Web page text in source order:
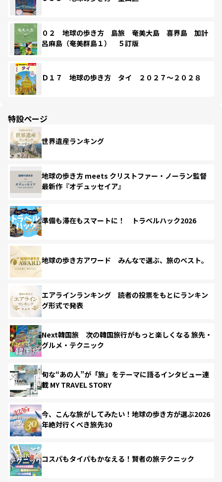
０２ 地球の歩き方 島旅 奄美大島 喜界島 加計
呂麻島（奄美群島１） ５訂版
Ｄ１７ 地球の歩き方 タイ ２０２７～２０２８
特設ページ
世界遺産ランキング
地球の歩き方 meets クリストファー・ノーラン監督
最新作『オデュッセイア』
準備も滞在もスマートに！ トラベルハック2026
地球の歩き方アワード みんなで選ぶ、旅のベスト。
エアラインランキング 読者の投票をもとにランキン
グ形式で発表
Next韓国旅 次の韓国旅行がもっと楽しくなる 旅先・
グルメ・テクニック
旬な“あの人”が「旅」をテーマに語るインタビュー連
載 MY TRAVEL STORY
今、こんな旅がしてみたい！地球の歩き方が選ぶ2026
年絶対行くべき旅先30
コスパもタイパもかなえる！賢者の旅テクニック